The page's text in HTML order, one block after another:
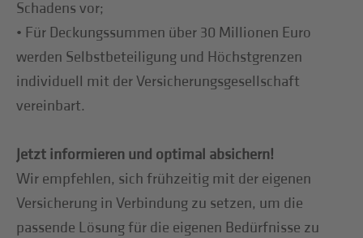
Schadens vor;
• Für Deckungssummen über 30 Millionen Euro
werden Selbstbeteiligung und Höchstgrenzen
individuell mit der Versicherungsgesellschaft
vereinbart.
Jetzt informieren und optimal absichern!
Wir empfehlen, sich frühzeitig mit der eigenen
Versicherung in Verbindung zu setzen, um die
passende Lösung für die eigenen Bedürfnisse zu